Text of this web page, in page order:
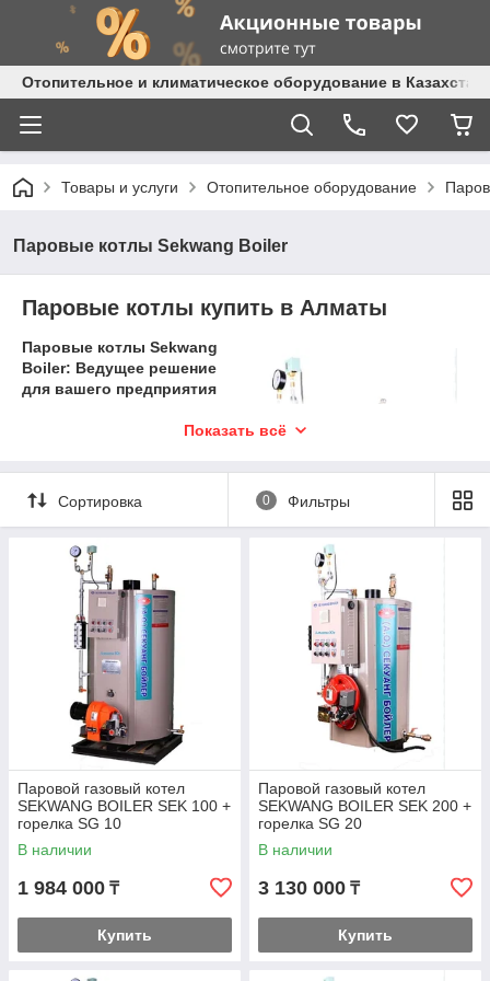
Отопительное и климатическое оборудование в
Товары и услуги Отопительное оборудование
Паровые котлы Sekwang Boiler
Паровые котлы купить в Алматы
Паровые котлы Sekwang
Boiler: Ведущее решение
для вашего предприятия
производственные
необходимым для
различных целей.
Компания "Hydrosta
Kazakhstan",
базирующаяся в Алматы,
предлагает вам ведущее
решение в области
паровых котлов с богатым
опытом и надежными технологиями от компании Sekwang
Преимущества паровых котлов Sekwang Boiler:
Технологическая надежность:Паровые котлы
Sekwang Boiler построены с использованием
передовых технологий и отвечают самым высоким
стандартам качества, обеспечивая непрерывную и
Энергоэффективность:
технологий позволяет сократить расход топлива и
повысить энергоэффективность паровых котлов
Показать всё
Сортировка 0 Фильтры
Паровой газовый котел
SEKWANG BOILER SEK 100 +
горелка SG 10
В наличии
1 984 000 ₸
Купить
Паровой газовый котел
SEKWANG BOILER SEK 200 +
горелка SG 20
В наличии
3 130 000 ₸
Купить